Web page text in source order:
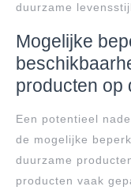
duurzame
Mogelijke
producten op
Een potentieel
de mogelijke
duurzame
producten vaak